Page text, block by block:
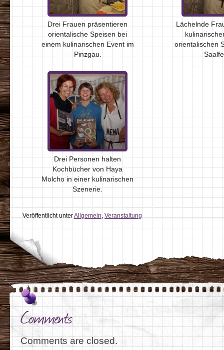
Drei Frauen präsentieren
orientalische Speisen bei
einem kulinarischen Event im
Pinzgau.
Lächelnde
orientalischen
Drei Personen halten
Kochbücher von Haya
Molcho in einer kulinarischen
Szenerie.
Veröffentlicht unterAllgemein,Veranstaltung
Comments
Comments are closed.